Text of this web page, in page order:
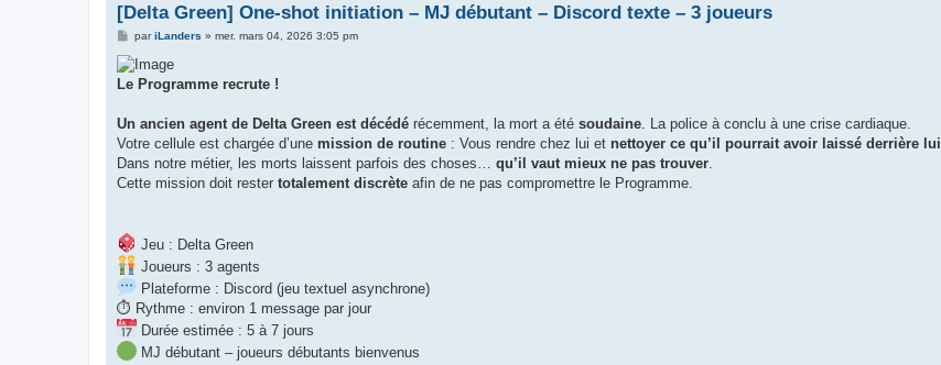
[Delta Green] One-shot initiation – MJ débutant – Discord texte – 3 joueurs
M
s
s
a
pariLanders » mer. mars 04, 2026 3:05 pm
Le Programme recrute !
Un ancien agent de Delta Green est décédé récemment, la mort a été soudaine. La police à conclu à une crise cardiaque.
Votre cellule est chargée d’une mission de routine : Vous rendre chez lui et nettoyer ce qu’il pourrait avoir laissé derrière lui
Dans notre métier, les morts laissent parfois des choses… qu’il vaut mieux ne pas trouver.
Cette mission doit rester totalement discrète afin de ne pas compromettre le Programme.
Jeu : Delta Green
Joueurs : 3 agents
Plateforme : Discord (jeu textuel asynchrone)
⏱ Rythme : environ 1 message par jour
Durée estimée : 5 à 7 jours
MJ débutant – joueurs débutants bienvenus